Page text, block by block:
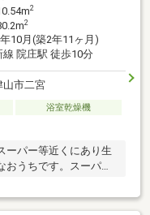
2
2
10月(築2年11ヶ月)
線 院庄駅 徒歩10分
山市二宮
浴室乾燥機
パー等近くにあり生
うちです。スーパー